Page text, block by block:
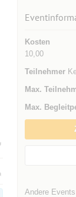
Kosten
10,00
Teilnehmer
Max.
Max.
Andere